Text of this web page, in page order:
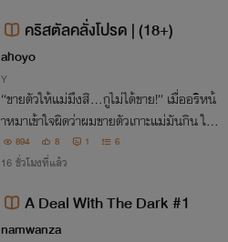
คริสตัลคลั่งโปรด | (18+)
ahoyo
Y
“ขายตัวให้แม่มึงสิ…กูไม่ได้ขาย!” เมื่ออริหน้
าหมาเข้าใจผิดว่าผมขายตัวเกาะแม่มันกิน ในเ
มื่อขอซื้อดีๆ แล้วหยิ่งนัก มันเลยขอยัดเยียด
บทเรียน ‘กินฟรี’ ให้กับผม
894 8 1 6
16 ชั่วโมงที่แล้ว
A Deal With The Dark #1
namwanza